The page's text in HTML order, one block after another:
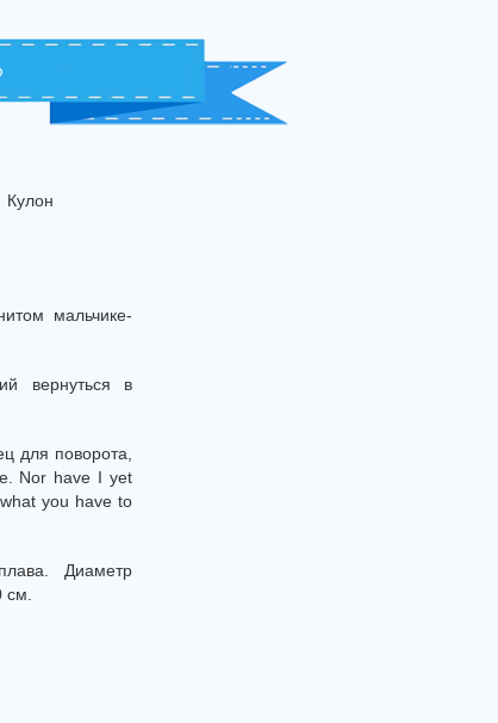
мальчике-
вернуться в
для поворота,
Nor have I yet
you have to
Диаметр